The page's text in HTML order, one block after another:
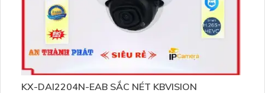
KX-DAI2204N-EAB SẮC NÉT KBVISION